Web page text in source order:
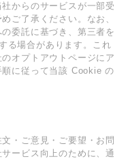
からのサービスが⼀部受
ご了承ください。なお、
委託に基づき、第三者を
る場合があります。これ
オプトアウトページにア
に従って当該 Cookie の
・ご意⾒・ご要望・お問
ービス向上のために、通